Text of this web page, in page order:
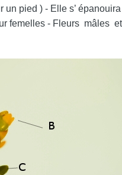
pied ) - Elle s’
femelles - Fleurs mâles